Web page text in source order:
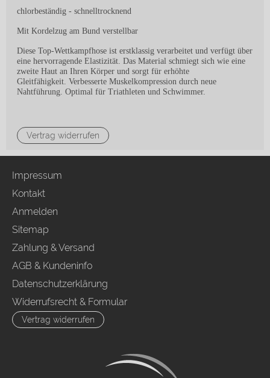
chlorbeständig - schnelltrocknend
Mit Kordelzug am Bund verstellbar
Diese Top-Wettkampfhose ist erstklassig verarbeitet und verfügt über
eine hervorragende Elastizität. Das Material schmiegt sich wie eine
zweite Haut an Ihren Körper und sorgt für erhöhte
Gleitfähigkeit. Verbesserte Muskelkompression durch neue
Nahtführung. Optimal für Triathleten und Schwimmer.
Vertrag widerrufen
Impressum
Kontakt
Anmelden
Sitemap
Zahlung & Versand
AGB & Kundeninfo
Datenschutzerklärung
Widerrufsrecht & Formular
Vertrag widerrufen